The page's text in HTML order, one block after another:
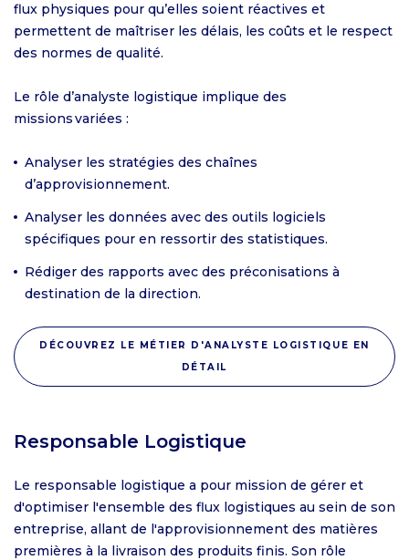
flux physiques pour qu’elles soient réactives et
permettent de maîtriser les délais, les coûts et le respect
des normes de qualité.
Le rôle d’analyste logistique implique des
missions variées :
Analyser les stratégies des chaînes
d’approvisionnement.
Analyser les données avec des outils logiciels
spécifiques pour en ressortir des statistiques.
Rédiger des rapports avec des préconisations à
destination de la direction.
DÉCOUVREZ LE MÉTIER D'ANALYSTE LOGISTIQUE EN
DÉTAIL
Responsable Logistique
Le responsable logistique a pour mission de gérer et
d'optimiser l'ensemble des flux logistiques au sein de son
entreprise, allant de l'approvisionnement des matières
premières à la livraison des produits finis. Son rôle